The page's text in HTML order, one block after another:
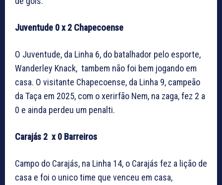
Juventude 0 x 2 Chapecoense
O Juventude, da Linha 6, do batalhador pelo esporte,
Wanderley Knack, tambem não foi bem jogando em
casa. O visitante Chapecoense, da Linha 9, campeão
da Taça em 2025, com o xerirfão Nem, na zaga, fez 2 a
0 e ainda perdeu um penalti.
Carajás 2 x 0 Barreiros
Campo do Carajás, na Linha 14, o Carajás fez a lição de
casa e foi o unico time que venceu em casa,